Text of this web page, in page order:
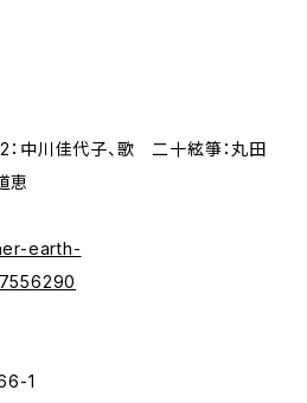
中川佳代子、歌 二十絃箏：丸田
恵
earth-
1